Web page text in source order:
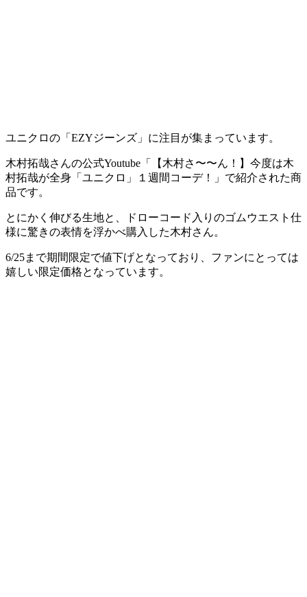
ユニクロの「EZYジーンズ」に注目が集まっています。
木村拓哉さんの公式Youtube「【木村さ〜〜ん！】今度は木
村拓哉が全身「ユニクロ」１週間コーデ！」で紹介された商
品です。
とにかく伸びる生地と、ドローコード入りのゴムウエスト仕
様に驚きの表情を浮かべ購入した木村さん。
6/25まで期間限定で値下げとなっており、ファンにとっては
嬉しい限定価格となっています。